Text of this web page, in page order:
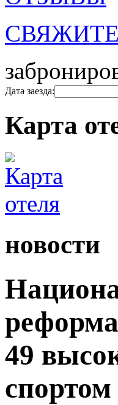
Дата заезда:
Карта
новости
49